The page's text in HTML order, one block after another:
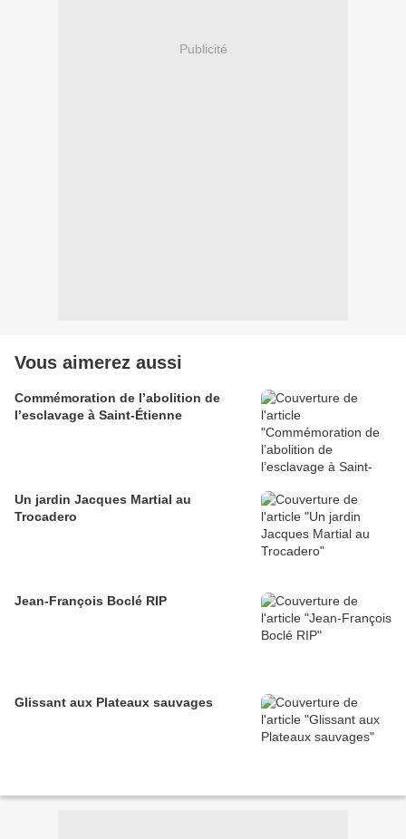
Publicité
Vous aimerez aussi
Commémoration de l’abolition de
l’esclavage à Saint-Étienne
Un jardin Jacques Martial au
Trocadero
Jean-François Boclé RIP
Glissant aux Plateaux sauvages